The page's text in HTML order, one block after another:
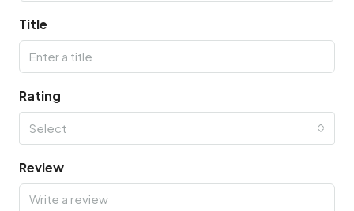
Title
Rating
Select
Review